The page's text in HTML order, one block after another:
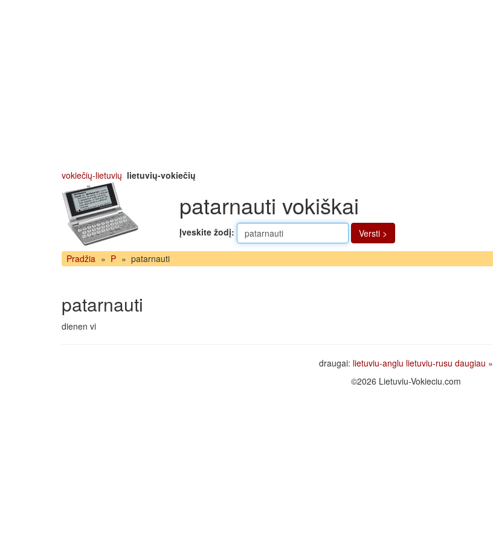
vokiečių-lietuvių lietuvių-vokiečių
patarnauti vokiškai
Įveskite žodį: Versti >
Pradžia » P » patarnauti
patarnauti
dienen vi
draugai: lietuviu-anglu lietuviu-rusu daugiau »
©2026 Lietuviu-Vokieciu.com